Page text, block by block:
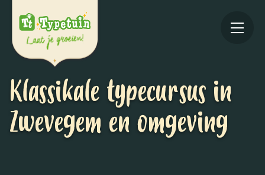
Klassikale typecursus in
Zwevegem en omgeving